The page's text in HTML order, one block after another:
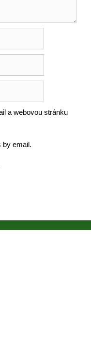
a webovou stránku
by email.